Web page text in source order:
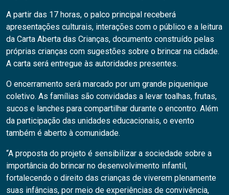
A partir das 17 horas, o palco principal receberá
apresentações culturais, interações com o público e a leitura
da Carta Aberta das Crianças, documento construído pelas
próprias crianças com sugestões sobre o brincar na cidade.
A carta será entregue às autoridades presentes.
O encerramento será marcado por um grande piquenique
coletivo. As famílias são convidadas a levar toalhas, frutas,
sucos e lanches para compartilhar durante o encontro. Além
da participação das unidades educacionais, o evento
também é aberto à comunidade.
“A proposta do projeto é sensibilizar a sociedade sobre a
importância do brincar no desenvolvimento infantil,
fortalecendo o direito das crianças de viverem plenamente
suas infâncias, por meio de experiências de convivência,